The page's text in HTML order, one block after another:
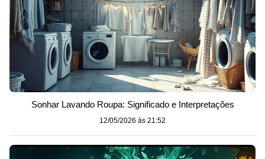
Sonhar Lavando Roupa: Significado e Interpretações
12/05/2026 às 21:52